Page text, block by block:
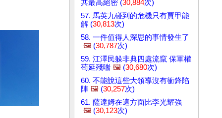
共最高絕密 (30,884次)
57. 馬英九碰到的危機只有賈甲能
解 (30,813次)
58. 一件值得人深思的事情發生了
🖼️ (30,787次)
59. 江澤民躲非典四處流竄 保軍權
苟延殘喘 🖼️ (30,680次)
60. 不能說這些大領導沒有衝鋒陷
陣 🖼️ (30,257次)
61. 薩達姆在這方面比李光耀強
🖼️ (30,123次)